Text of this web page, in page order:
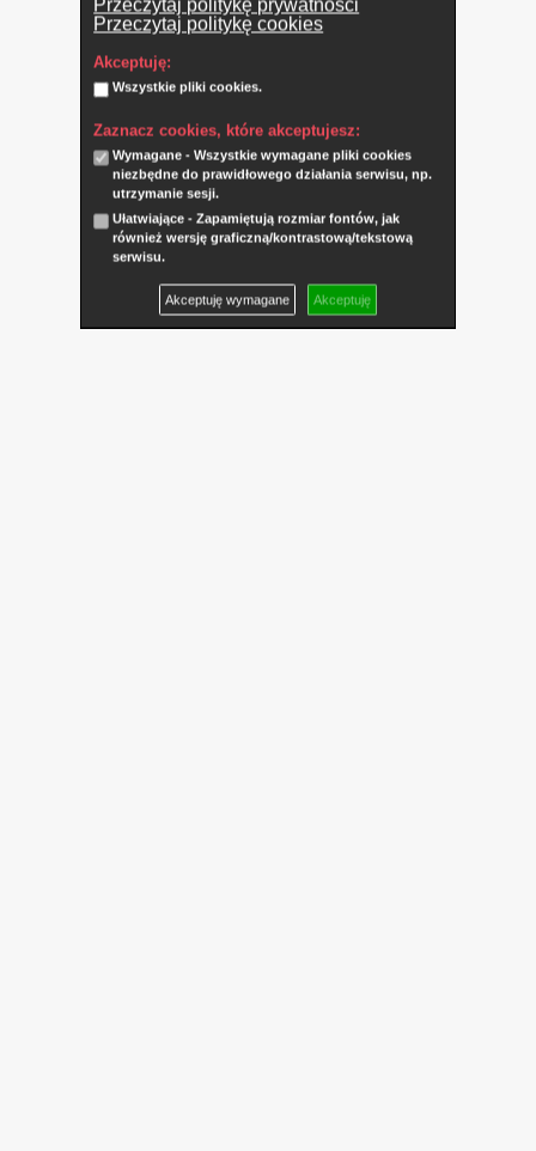
Przeczytaj politykę prywatności
Przeczytaj politykę cookies
Akceptuję:
Wszystkie pliki cookies.
Zaznacz cookies, które akceptujesz:
Wymagane - Wszystkie wymagane pliki cookies
niezbędne do prawidłowego działania serwisu, np.
utrzymanie sesji.
Ułatwiające - Zapamiętują rozmiar fontów, jak
również wersję graficzną/kontrastową/tekstową
serwisu.
Akceptuję wymagane Akceptuję